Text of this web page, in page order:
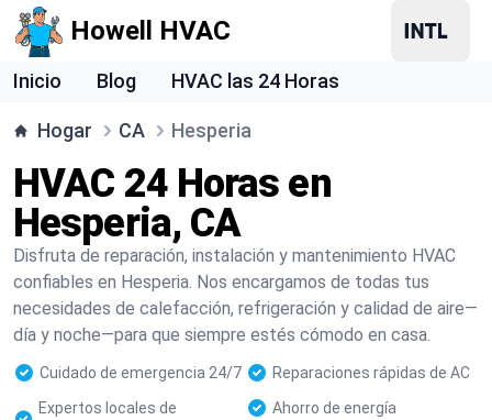
Howell HVAC
Inicio Blog HVAC las 24 Horas
Hogar CA Hesperia
HVAC 24 Horas en
Hesperia, CA
Disfruta de reparación, instalación y mantenimiento HVAC
confiables en Hesperia. Nos encargamos de todas tus
necesidades de calefacción, refrigeración y calidad de aire—
día y noche—para que siempre estés cómodo en casa.
Cuidado de emergencia 24/7
Reparaciones rápidas de AC
Expertos locales de
Ahorro de energía